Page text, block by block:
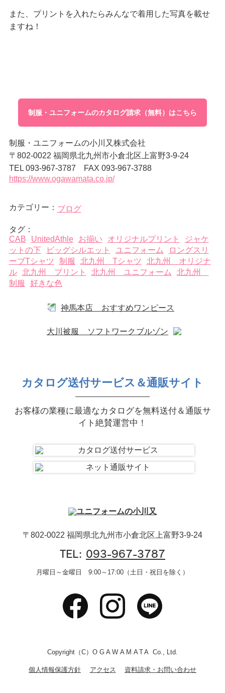
また、プリントを入れたらみんなで着用した写真を載せ
ますね！
制服・ユニフォームのカタログ請求（無料）はこちら
制服・ユニフォームの小川又株式会社
〒802-0022 福岡県北九州市小倉北区上富野3-9-24
TEL 093-967-3787 FAX 093-967-3788
https://www.ogawamata.co.jp/
カテゴリー： ブログ
タグ：
CAB
UnitedAthle お揃い オリジナルプリント
ジャケ
ットの下
ビッグシルエット ユニフォーム
ロングスリ
ーブTシャツ
制服 北九州 Tシャツ
北九州 オリジナ
ル 北九州 プリント 北九州 ユニフォーム
北九州
制服
好きな色
神馬本店 おすすめワンピース
大川被服 ソフトワークブルゾン
カタログ送付サービス＆通販サイト
お客様の業種に最適なカタログを無料送付＆通販サ
イト絶賛運営中！
〒802-0022 福岡県北九州市小倉北区上富野3-9-24
TEL: 093-967-3787
月曜日～金曜日 9:00～17:00（土日・祝日を除く）
Copyright（C）OGAWAMATA Co., Ltd.
個人情報保護方針 アクセス 資料請求・お問い合わせ